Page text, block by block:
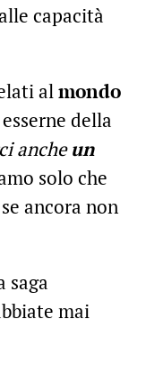
capacità
almondo
della
ancheun
solo che
ancora non
saga
mai